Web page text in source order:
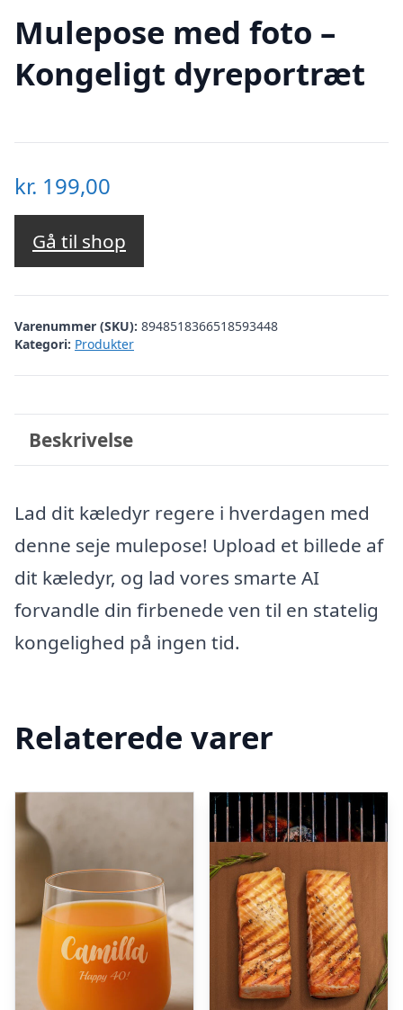
Mulepose med foto –
Kongeligt dyreportræt
kr. 199,00
Gå til shop
Varenummer (SKU): 8948518366518593448
Kategori: Produkter
Beskrivelse
Lad dit kæledyr regere i hverdagen med
denne seje mulepose! Upload et billede af
dit kæledyr, og lad vores smarte AI
forvandle din firbenede ven til en statelig
kongelighed på ingen tid.
Relaterede varer